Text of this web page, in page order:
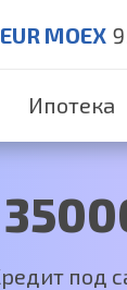
EUR MOEX
Ипотека